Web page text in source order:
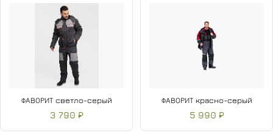
ФАВОРИТ светло-серый
3 790 ₽
ФАВОРИТ красно-серый
5 990 ₽